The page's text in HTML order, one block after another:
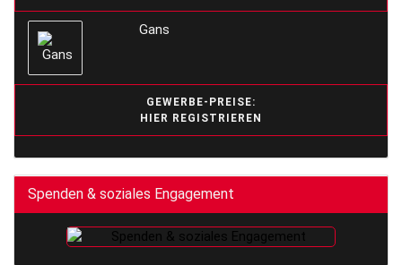
Gans
GEWERBE-PREISE:
HIER REGISTRIEREN
Spenden & soziales Engagement